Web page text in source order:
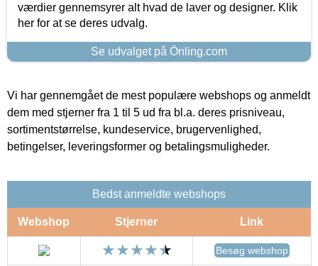
værdier gennemsyrer alt hvad de laver og designer. Klik
her for at se deres udvalg.
Se udvalget på Önling.com
Vi har gennemgået de mest populære webshops og anmeldt
dem med stjerner fra 1 til 5 ud fra bl.a. deres prisniveau,
sortimentstørrelse, kundeservice, brugervenlighed,
betingelser, leveringsformer og betalingsmuligheder.
Bedst anmeldte webshops
Webshop Stjerner Link
Besøg webshop